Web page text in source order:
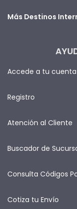
Más Destinos
Accede a tu cuenta
Registro
Atención al Cliente
Buscador de
Consulta Códigos
Cotiza tu Envío